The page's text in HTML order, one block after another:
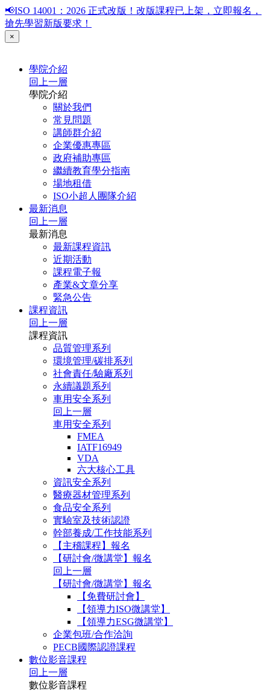
📢ISO 14001：2026 正式改版！改版課程已上架，立即報名，
搶先學習新版要求！
×
學院介紹
回上一層
學院介紹
關於我們
常見問題
講師群介紹
企業優惠專區
政府補助專區
繼續教育學分指南
場地租借
ISO小超人團隊介紹
最新消息
回上一層
最新消息
最新課程資訊
近期活動
課程電子報
產業&文章分享
緊急公告
課程資訊
回上一層
課程資訊
品質管理系列
環境管理/碳排系列
社會責任/驗廠系列
永續議題系列
車用安全系列
回上一層
車用安全系列
FMEA
IATF16949
VDA
六大核心工具
資訊安全系列
醫療器材管理系列
食品安全系列
實驗室及技術認證
幹部養成/工作技能系列
【主稽課程】報名
【研討會/微講堂】報名
回上一層
【研討會/微講堂】報名
【免費研討會】
【領導力ISO微講堂】
【領導力ESG微講堂】
企業包班/合作洽詢
PECB國際認證課程
數位影音課程
回上一層
數位影音課程